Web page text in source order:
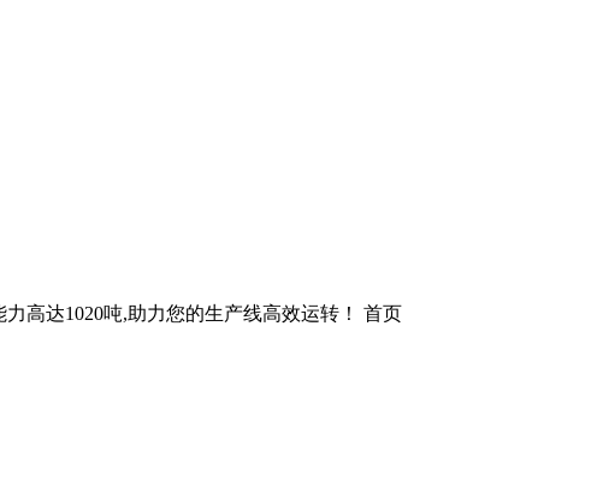
高达1020吨,助力您的生产线高效运转！ 首页